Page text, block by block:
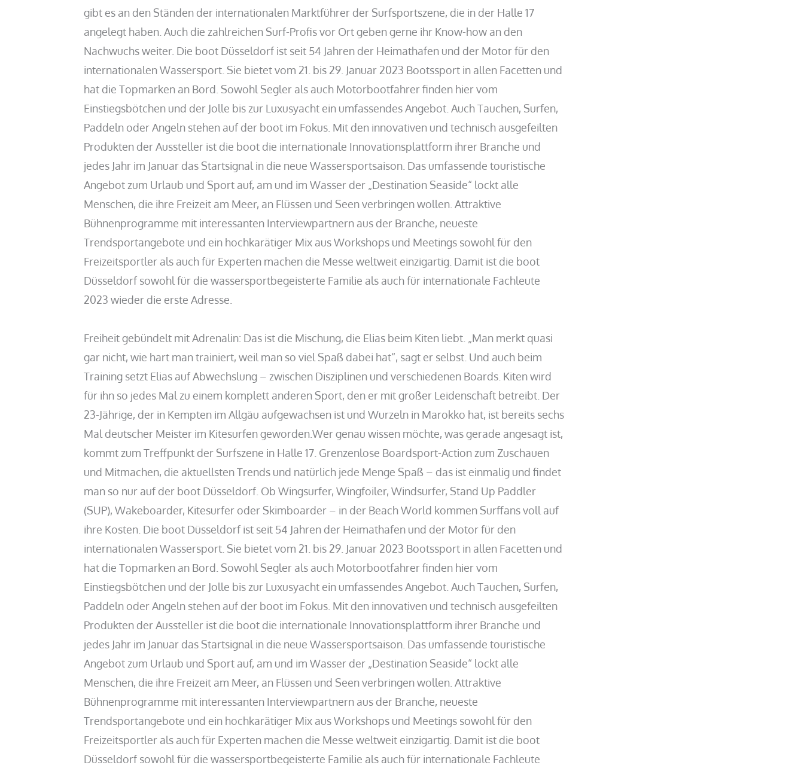
gibt es an den Ständen der internationalen Marktführer der Surfsportszene, die in der Halle 17
angelegt haben. Auch die zahlreichen Surf-Profis vor Ort geben gerne ihr Know-how an den
Nachwuchs weiter. Die boot Düsseldorf ist seit 54 Jahren der Heimathafen und der Motor für den
internationalen Wassersport. Sie bietet vom 21. bis 29. Januar 2023 Bootssport in allen Facetten und
hat die Topmarken an Bord. Sowohl Segler als auch Motorbootfahrer finden hier vom
Einstiegsbötchen und der Jolle bis zur Luxusyacht ein umfassendes Angebot. Auch Tauchen, Surfen,
Paddeln oder Angeln stehen auf der boot im Fokus. Mit den innovativen und technisch ausgefeilten
Produkten der Aussteller ist die boot die internationale Innovationsplattform ihrer Branche und
jedes Jahr im Januar das Startsignal in die neue Wassersportsaison. Das umfassende touristische
Angebot zum Urlaub und Sport auf, am und im Wasser der „Destination Seaside“ lockt alle
Menschen, die ihre Freizeit am Meer, an Flüssen und Seen verbringen wollen. Attraktive
Bühnenprogramme mit interessanten Interviewpartnern aus der Branche, neueste
Trendsportangebote und ein hochkarätiger Mix aus Workshops und Meetings sowohl für den
Freizeitsportler als auch für Experten machen die Messe weltweit einzigartig. Damit ist die boot
Düsseldorf sowohl für die wassersportbegeisterte Familie als auch für internationale Fachleute
2023 wieder die erste Adresse.
Freiheit gebündelt mit Adrenalin: Das ist die Mischung, die Elias beim Kiten liebt. „Man merkt quasi
gar nicht, wie hart man trainiert, weil man so viel Spaß dabei hat“, sagt er selbst. Und auch beim
Training setzt Elias auf Abwechslung – zwischen Disziplinen und verschiedenen Boards. Kiten wird
für ihn so jedes Mal zu einem komplett anderen Sport, den er mit großer Leidenschaft betreibt. Der
23-Jährige, der in Kempten im Allgäu aufgewachsen ist und Wurzeln in Marokko hat, ist bereits sechs
Mal deutscher Meister im Kitesurfen geworden.Wer genau wissen möchte, was gerade angesagt ist,
kommt zum Treffpunkt der Surfszene in Halle 17. Grenzenlose Boardsport-Action zum Zuschauen
und Mitmachen, die aktuellsten Trends und natürlich jede Menge Spaß – das ist einmalig und findet
man so nur auf der boot Düsseldorf. Ob Wingsurfer, Wingfoiler, Windsurfer, Stand Up Paddler
(SUP), Wakeboarder, Kitesurfer oder Skimboarder – in der Beach World kommen Surffans voll auf
ihre Kosten. Die boot Düsseldorf ist seit 54 Jahren der Heimathafen und der Motor für den
internationalen Wassersport. Sie bietet vom 21. bis 29. Januar 2023 Bootssport in allen Facetten und
hat die Topmarken an Bord. Sowohl Segler als auch Motorbootfahrer finden hier vom
Einstiegsbötchen und der Jolle bis zur Luxusyacht ein umfassendes Angebot. Auch Tauchen, Surfen,
Paddeln oder Angeln stehen auf der boot im Fokus. Mit den innovativen und technisch ausgefeilten
Produkten der Aussteller ist die boot die internationale Innovationsplattform ihrer Branche und
jedes Jahr im Januar das Startsignal in die neue Wassersportsaison. Das umfassende touristische
Angebot zum Urlaub und Sport auf, am und im Wasser der „Destination Seaside“ lockt alle
Menschen, die ihre Freizeit am Meer, an Flüssen und Seen verbringen wollen. Attraktive
Bühnenprogramme mit interessanten Interviewpartnern aus der Branche, neueste
Trendsportangebote und ein hochkarätiger Mix aus Workshops und Meetings sowohl für den
Freizeitsportler als auch für Experten machen die Messe weltweit einzigartig. Damit ist die boot
Düsseldorf sowohl für die wassersportbegeisterte Familie als auch für internationale Fachleute